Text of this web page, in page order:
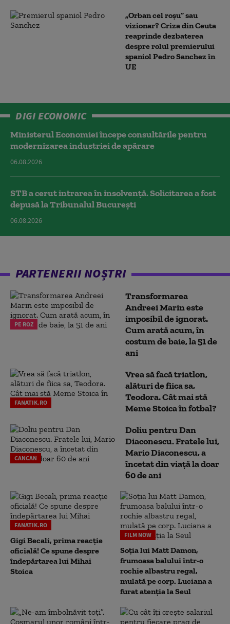
„Orban cel roșu” sau
vizionar? Criza din Ceuta
reaprinde dezbaterea
despre rolul premierului
spaniol Pedro Sanchez în
UE
DIGI ECONOMIC
Ministerul Economiei începe consultările pentru
modernizarea industriei de apărare
06.08.2026
STB a cerut intrarea în insolvență. Solicitarea a fost
depusă la Tribunalul București
06.08.2026
PARTENERII NOȘTRI
PE ROZ
Transformarea
Andreei Marin este
imposibil de ignorat.
Cum arată acum, în
costum de baie, la 51 de
ani
FANATIK.RO
Vrea să facă triatlon,
alături de fiica sa,
Teodora. Cât mai stă
Meme Stoica în fotbal?
CANCAN
Doliu pentru Dan
Diaconescu. Fratele lui,
Mario Diaconescu, a
încetat din viață la doar
60 de ani
FANATIK.RO
Gigi Becali, prima reacție
oficială! Ce spune despre
îndepărtarea lui Mihai
Stoica
FILM NOW
Soția lui Matt Damon,
frumoasa balului într-o
rochie albastru regal,
mulată pe corp. Luciana a
furat atenția la Seul